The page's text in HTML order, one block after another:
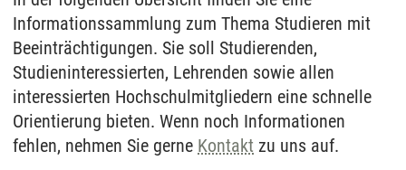
Informationssammlung zum Thema Studieren mit
Beeinträchtigungen. Sie soll Studierenden,
Studieninteressierten, Lehrenden sowie allen
interessierten Hochschulmitgliedern eine schnelle
Orientierung bieten. Wenn noch Informationen
fehlen, nehmen Sie gerne Kontakt zu uns auf.